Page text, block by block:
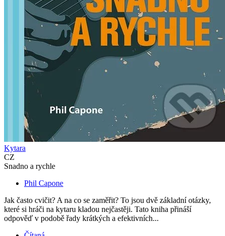
Kytara
CZ
Snadno a rychle
Phil Capone
Jak často cvičit? A na co se zaměřit? To jsou dvě základní otázky,
které si hráči na kytaru kladou nejčastěji. Tato kniha přináší
odpověď v podobě řady krátkých a efektivních...